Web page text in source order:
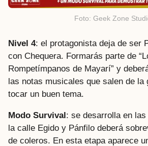
Foto: Geek Zone
Nivel 4: el protagonista deja de ser
con Chequera. Formarás parte de
Rompetímpanos de Mayarí” y
las notas musicales que salen de la
tocar un buen tema.
Modo Survival: se desarrolla en
la calle Egido y Pánfilo deberá
de coleros. En esta etapa aparece